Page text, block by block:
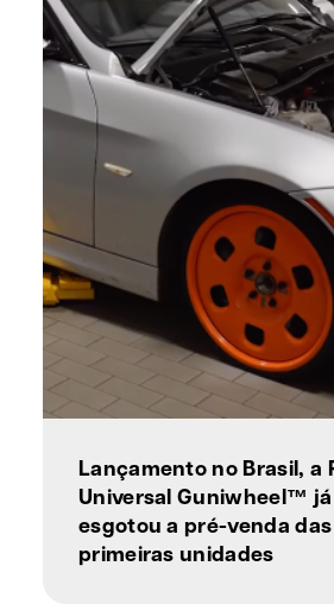
Lançamento no Brasil, a
Universal Guniwheel™ já
esgotou a pré-venda das
primeiras unidades